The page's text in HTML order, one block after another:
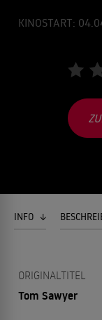
KINOSTART:
INFO
ORIGINALTITEL
Tom Sawyer